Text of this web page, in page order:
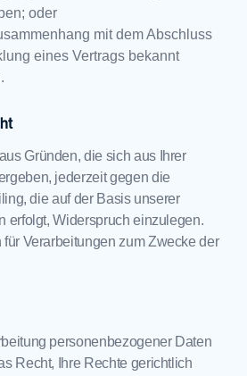
oder
mit dem Abschluss
eines Vertrags bekannt
Gründen, die sich aus Ihrer
jederzeit gegen die
die auf der Basis unserer
erfolgt, Widerspruch einzulegen.
Verarbeitungen zum Zwecke der
personenbezogener Daten
Recht, Ihre Rechte gerichtlich